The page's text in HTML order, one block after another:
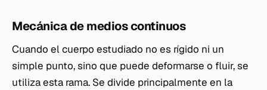
Mecánica de medios continuos
Cuando el cuerpo estudiado no es rígido ni un
simple punto, sino que puede deformarse o fluir, se
utiliza esta rama. Se divide principalmente en la